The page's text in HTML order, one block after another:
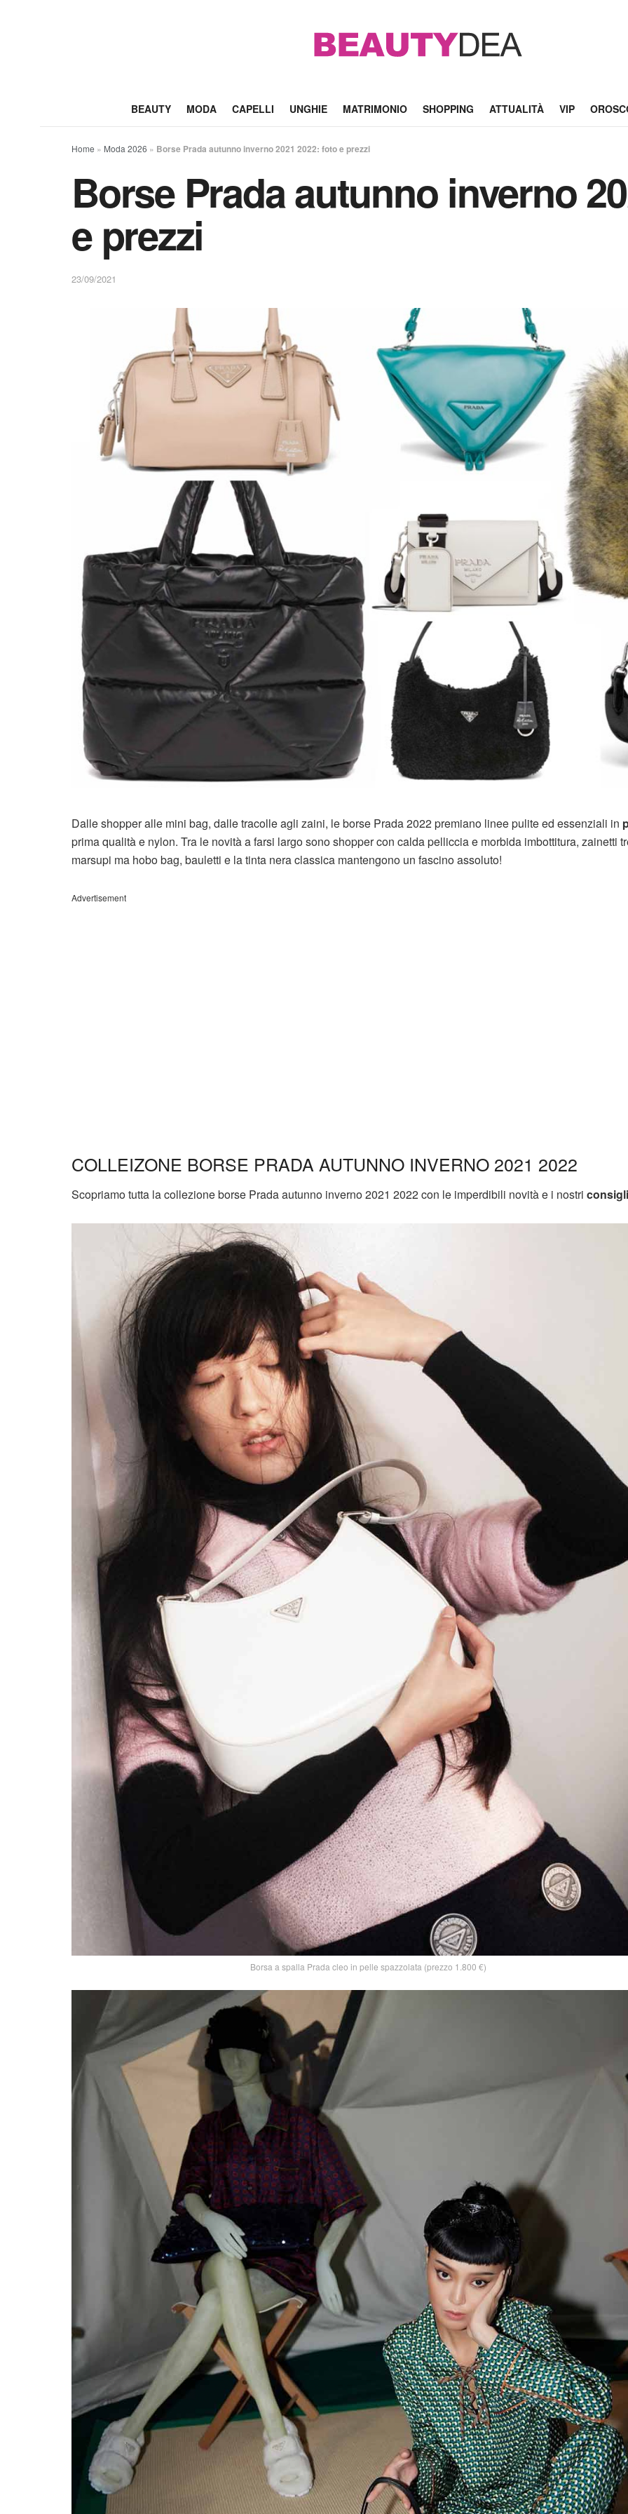
BEAUTY MODA CAPELLI UNGHIE MATRIMONIO SHOPPING ATTUALITÀ VIP
Home » Moda 2026 » Borse Prada autunno inverno 2021 2022: foto e prezzi
Borse Prada autunno inverno
e prezzi
23/09/2021
Dalle shopper alle mini bag, dalle tracolle agli zaini, le borse Prada 2022 premiano linee pulite ed essenziali in
prima qualità e nylon. Tra le novità a farsi largo sono shopper con calda pelliccia e morbida imbottitura, zainetti
marsupi ma hobo bag, bauletti e la tinta nera classica mantengono un fascino assoluto!
Advertisement
COLLEIZONE BORSE PRADA AUTUNNO INVERNO 2021 2022
Scopriamo tutta la collezione borse Prada autunno inverno 2021 2022 con le imperdibili novità e i nostri consigli
Borsa a spalla Prada cleo in pelle spazzolata (prezzo 1.800 €)